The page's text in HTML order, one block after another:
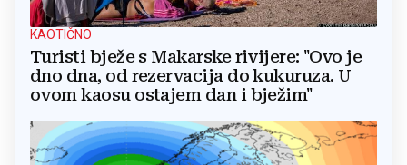
KAOTIČNO
Turisti bježe s Makarske rivijere: "Ovo je
dno dna, od rezervacija do kukuruza. U
ovom kaosu ostajem dan i bježim"